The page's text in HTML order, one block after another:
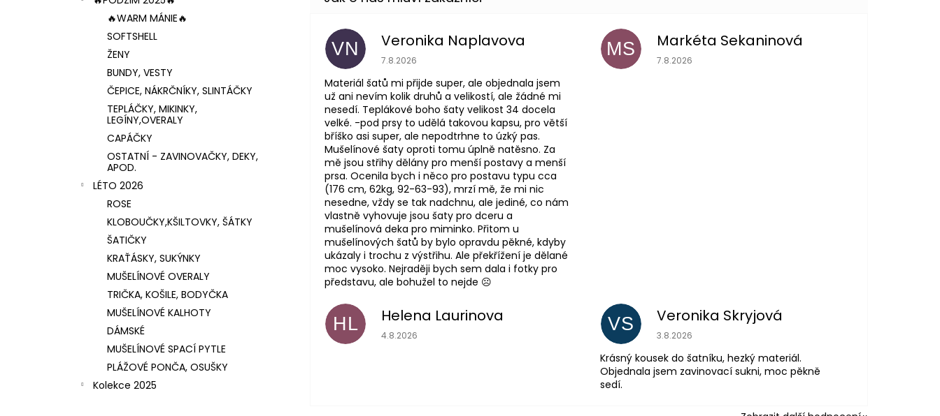
🔥WARM MÁNIE🔥
SOFTSHELL
ŽENY
BUNDY, VESTY
ČEPICE, NÁKRČNÍKY, SLINTÁČKY
TEPLÁČKY, MIKINKY,
LEGÍNY,OVERALY
CAPÁČKY
OSTATNÍ - ZAVINOVAČKY, DEKY,
APOD.
LÉTO 2026
ROSE
KLOBOUČKY,KŠILTOVKY, ŠÁTKY
ŠATIČKY
KRAŤÁSKY, SUKÝNKY
MUŠELÍNOVÉ OVERALY
TRIČKA, KOŠILE, BODYČKA
MUŠELÍNOVÉ KALHOTY
DÁMSKÉ
MUŠELÍNOVÉ SPACÍ PYTLE
PLÁŽOVÉ PONČA, OSUŠKY
Kolekce 2025
VN Veronika Naplavova
Hodnocení obchodu je 4 z 5 hvězdiček.
7.8.2026
Materiál šatů mi přijde super, ale objednala jsem
už ani nevím kolik druhů a velikostí, ale žádné mi
nesedí. Teplákové boho šaty velikost 34 docela
velké. -pod prsy to udělá takovou kapsu, pro větší
bříško asi super, ale nepodtrhne to úzký pas.
Mušelínové šaty oproti tomu úplně natěsno. Za
mě jsou střihy dělány pro menší postavy a menší
prsa. Ocenila bych i něco pro postavu typu cca
(176 cm, 62kg, 92-63-93), mrzí mě, že mi nic
nesedne, vždy se tak nadchnu, ale jediné, co nám
vlastně vyhovuje jsou šaty pro dceru a
mušelínová deka pro miminko. Přitom u
mušelínových šatů by bylo opravdu pěkné, kdyby
ukázaly i trochu z výstřihu. Ale překřížení je dělané
moc vysoko. Nejraději bych sem dala i fotky pro
představu, ale bohužel to nejde ☹️
MS Markéta Sekaninová
Hodnocení obchodu je 5 z 5 hvězdiček.
7.8.2026
HL Helena Laurinova
Hodnocení obchodu je 5 z 5 hvězdiček.
4.8.2026
VS Veronika Skryjová
Hodnocení obchodu je 5 z 5 hvězdiček.
3.8.2026
Krásný kousek do šatníku, hezký materiál.
Objednala jsem zavinovací sukni, moc pěkně
sedí.